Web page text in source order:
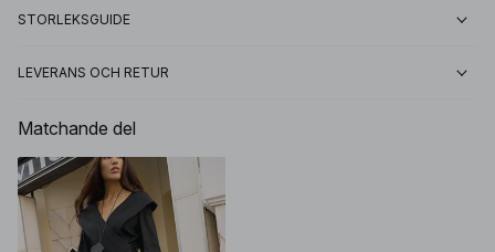
STORLEKSGUIDE
LEVERANS OCH RETUR
Matchande del